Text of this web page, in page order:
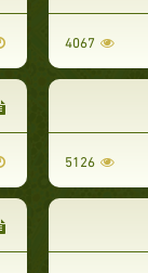
4067
5126